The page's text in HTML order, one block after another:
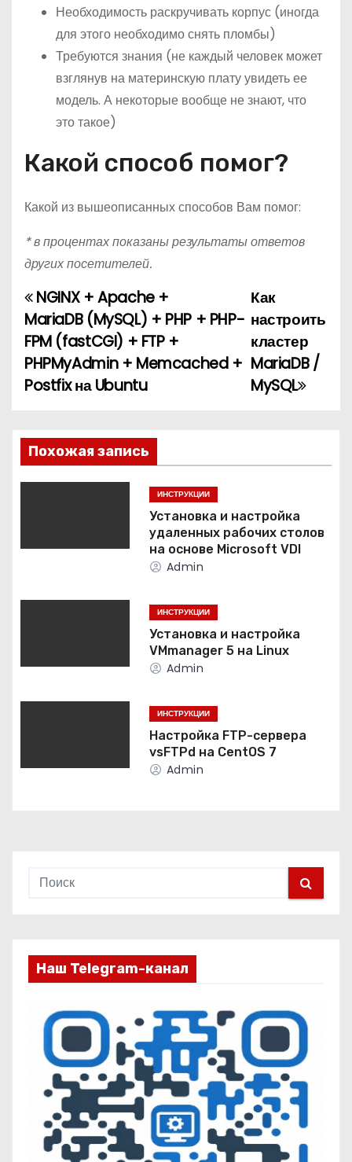
Необходимость раскручивать корпус (иногда
для этого необходимо снять пломбы)
Требуются знания (не каждый человек может
взглянув на материнскую плату увидеть ее
модель. А некоторые вообще не знают, что
это такое)
Какой способ помог?
Какой из вышеописанных способов Вам помог:
* в процентах показаны результаты ответов
других посетителей.
Н
а
в
г
а
п
з
а
и
Как
настроить
кластер
MariaDB /
MySQL
NGINX + Apache +
MariaDB (MySQL) + PHP + PHP-
FPM (fastCGI) + FTP +
PHPMyAdmin + Memcached +
Postfix на Ubuntu
Похожая запись
ИНСТРУКЦИИ
Установка и настройка
удаленных рабочих столов
на основе Microsoft VDI
Admin
ИНСТРУКЦИИ
Установка и настройка
VMmanager 5 на Linux
Admin
ИНСТРУКЦИИ
Настройка FTP-сервера
vsFTPd на CentOS 7
Admin
Наш Telegram-канал